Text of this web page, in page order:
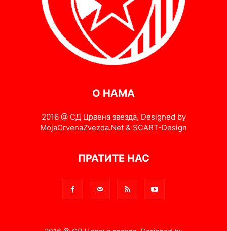
О НАМА
2016 @ СД Црвена звезда, Designed by
MojaCrvenaZvezda.Net & SCART-Design
ПРАТИТЕ НАС